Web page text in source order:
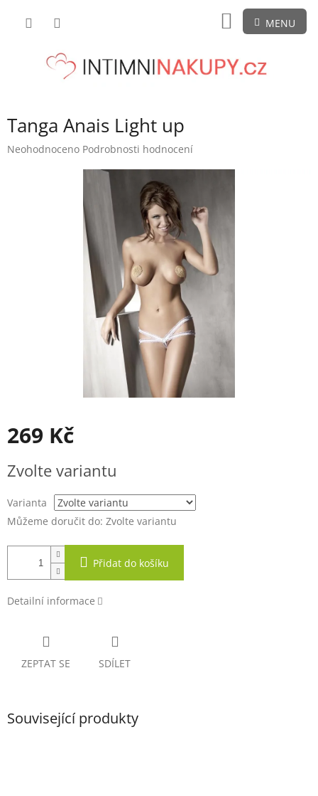
NÁKUPNÍ
KOŠÍK
Tanga Anais Light up
Průměrné
Neohodnoceno Podrobnosti hodnocení
269 Kč
cena:
Zvolte variantu
Varianta
Můžeme doručit do: Zvolte variantu
Přidat do košíku
Detailní informace
ZEPTAT SE SDÍLET
Související produkty